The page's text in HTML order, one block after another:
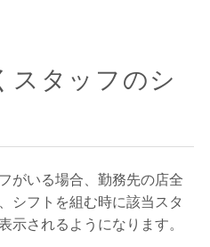
スタッフのシ
がいる場合、勤務先の店全
シフトを組む時に該当スタ
示されるようになります。